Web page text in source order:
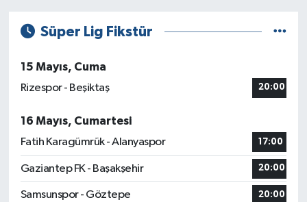
Süper Lig Fikstür
15 Mayıs, Cuma
Rizespor - Beşiktaş
20:00
16 Mayıs, Cumartesi
Fatih Karagümrük - Alanyaspor
17:00
Gaziantep FK - Başakşehir 20:00
Samsunspor - Göztepe 20:00